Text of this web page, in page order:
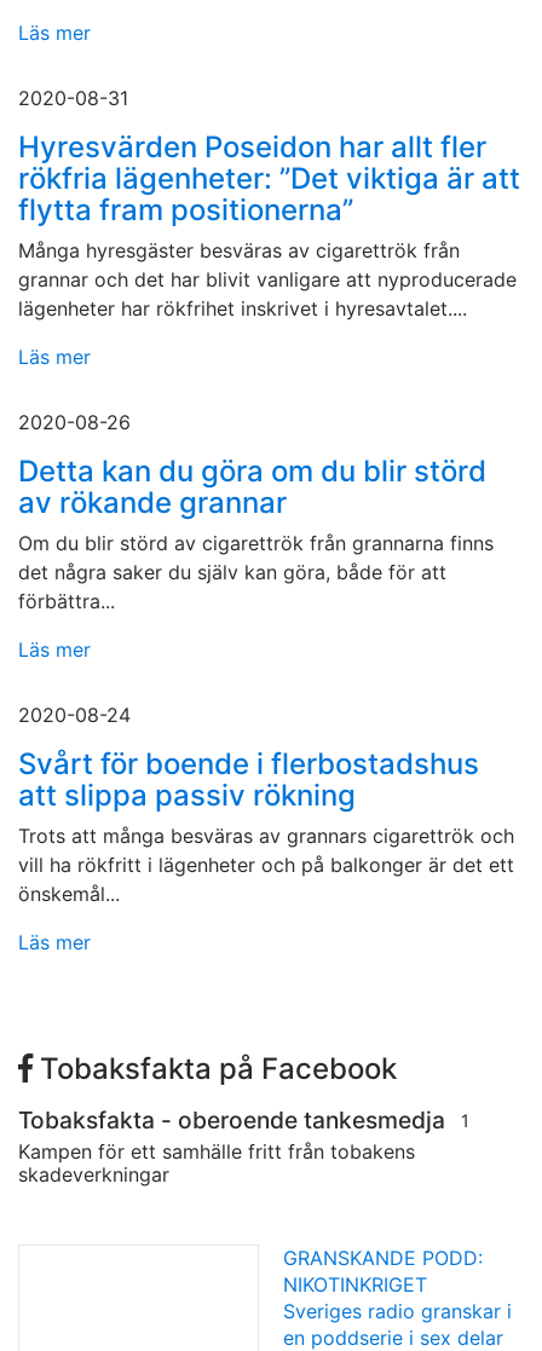
Läs mer
2020-08-31
Hyresvärden Poseidon har allt fler
rökfria lägenheter: ”Det viktiga är att
flytta fram positionerna”
Många hyresgäster besväras av cigarettrök från
grannar och det har blivit vanligare att nyproducerade
lägenheter har rökfrihet inskrivet i hyresavtalet....
Läs mer
2020-08-26
Detta kan du göra om du blir störd
av rökande grannar
Om du blir störd av cigarettrök från grannarna finns
det några saker du själv kan göra, både för att
förbättra...
Läs mer
2020-08-24
Svårt för boende i flerbostadshus
att slippa passiv rökning
Trots att många besväras av grannars cigarettrök och
vill ha rökfritt i lägenheter och på balkonger är det ett
önskemål...
Läs mer
Tobaksfakta på Facebook
Tobaksfakta - oberoende tankesmedja 1
Kampen för ett samhälle fritt från tobakens
skadeverkningar
GRANSKANDE PODD:
NIKOTINKRIGET
Sveriges radio granskar i
en poddserie i sex delar